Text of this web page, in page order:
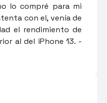
lo compré para mi
con el, venía de
el rendimiento de
al del iPhone 13. -